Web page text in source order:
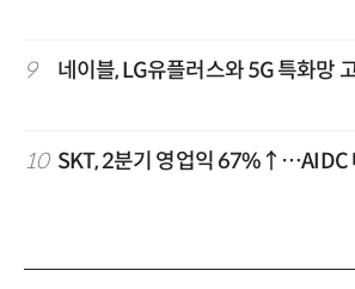
9 네이블, LG유플러스와 5G 특화망
10 SKT, 2분기 영업익 67%↑…AIDC